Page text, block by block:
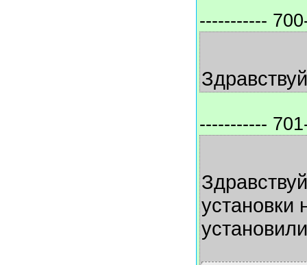
-----------
-----------
установки